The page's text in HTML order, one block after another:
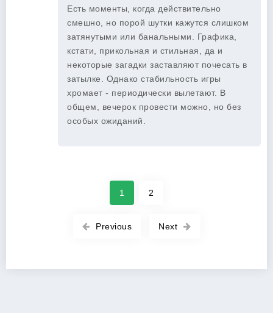
Есть моменты, когда действительно
смешно, но порой шутки кажутся слишком
затянутыми или банальными. Графика,
кстати, прикольная и стильная, да и
некоторые загадки заставляют почесать в
затылке. Однако стабильность игры
хромает - периодически вылетают. В
общем, вечерок провести можно, но без
особых ожиданий.
Previous
1 2
Next